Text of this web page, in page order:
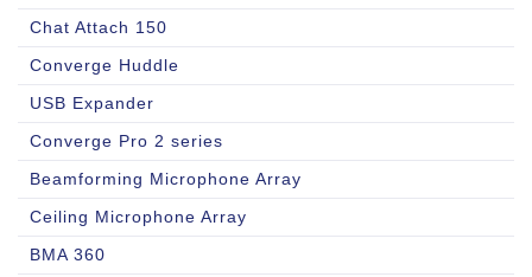
Chat Attach 150
Converge Huddle
USB Expander
Converge Pro 2 series
Beamforming Microphone Array
Ceiling Microphone Array
BMA 360